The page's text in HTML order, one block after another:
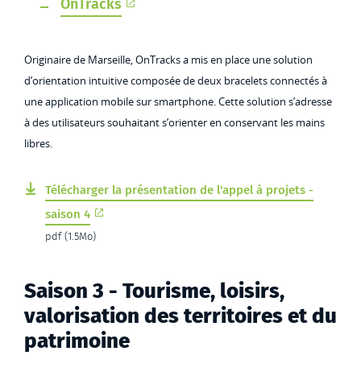
OnTracks
Originaire de Marseille, OnTracks a mis en place une solution
d’orientation intuitive composée de deux bracelets connectés à
une application mobile sur smartphone. Cette solution s’adresse
à des utilisateurs souhaitant s’orienter en conservant les mains
libres.
Télécharger la présentation de l'appel à projets -
saison 4
pdf (1.5Mo)
Saison 3 - Tourisme, loisirs,
valorisation des territoires et du
patrimoine